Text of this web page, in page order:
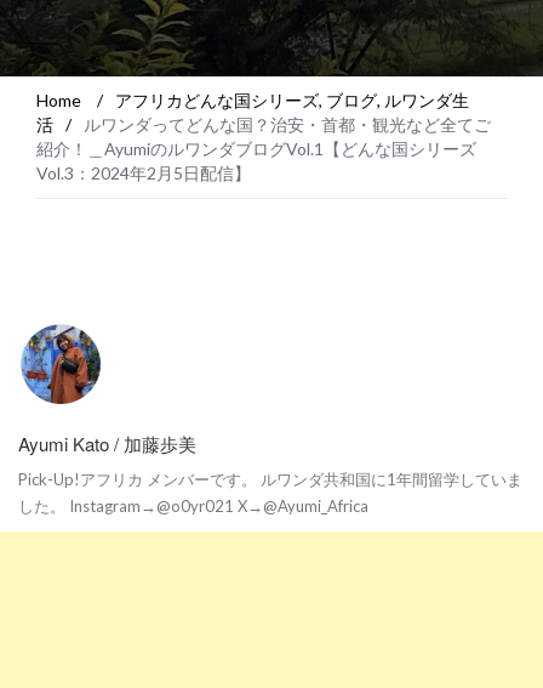
Home / アフリカどんな国シリーズ, ブログ, ルワンダ生
活 /
ルワンダってどんな国？治安・首都・観光など全てご
紹介！＿AyumiのルワンダブログVol.1【どんな国シリーズ
Vol.3：2024年2月5日配信】
Ayumi Kato / 加藤歩美
Pick-Up!アフリカ メンバーです。 ルワンダ共和国に1年間留学していま
した。 Instagram→@o0yr021 X→@Ayumi_Africa